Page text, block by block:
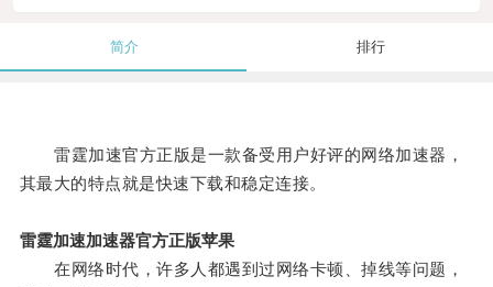
简介 排行
雷霆加速官方正版是一款备受用户好评的网络加速器，
其最大的特点就是快速下载和稳定连接。
雷霆加速加速器官方正版苹果
在网络时代，许多人都遇到过网络卡顿、掉线等问题，